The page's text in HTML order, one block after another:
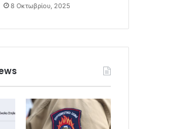
8 Οκτωβρίου, 2025